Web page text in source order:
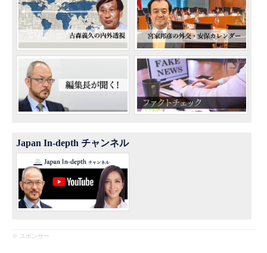
Japan In-depth チャンネル
※ スポンサー